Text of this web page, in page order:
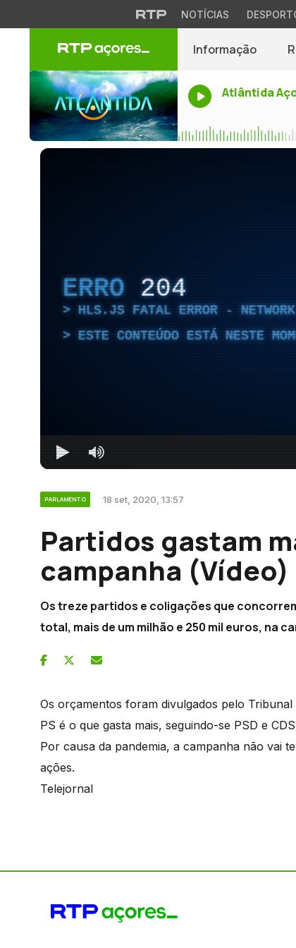
NOTÍCIAS
Informação
Atlântida
ERRO 204
HLS.JS FATAL ERROR - NETWORK
ESTE CONTEÚDO ESTÁ NESTE
PARLAMENTO 18 set, 2020, 13:57
Partidos gastam
campanha (Vídeo)
Os treze partidos e coligações que
total, mais de um milhão e 250 mil euros, na
Os orçamentos foram divulgados pelo
PS é o que gasta mais, seguindo-se PSD e
Por causa da pandemia, a campanha não vai
ações.
Telejornal